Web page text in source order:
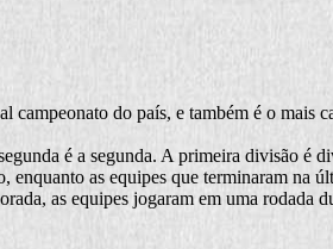
do país, e também é o mais
é a segunda. A primeira divisão é
as equipes que terminaram na
as equipes jogaram em uma